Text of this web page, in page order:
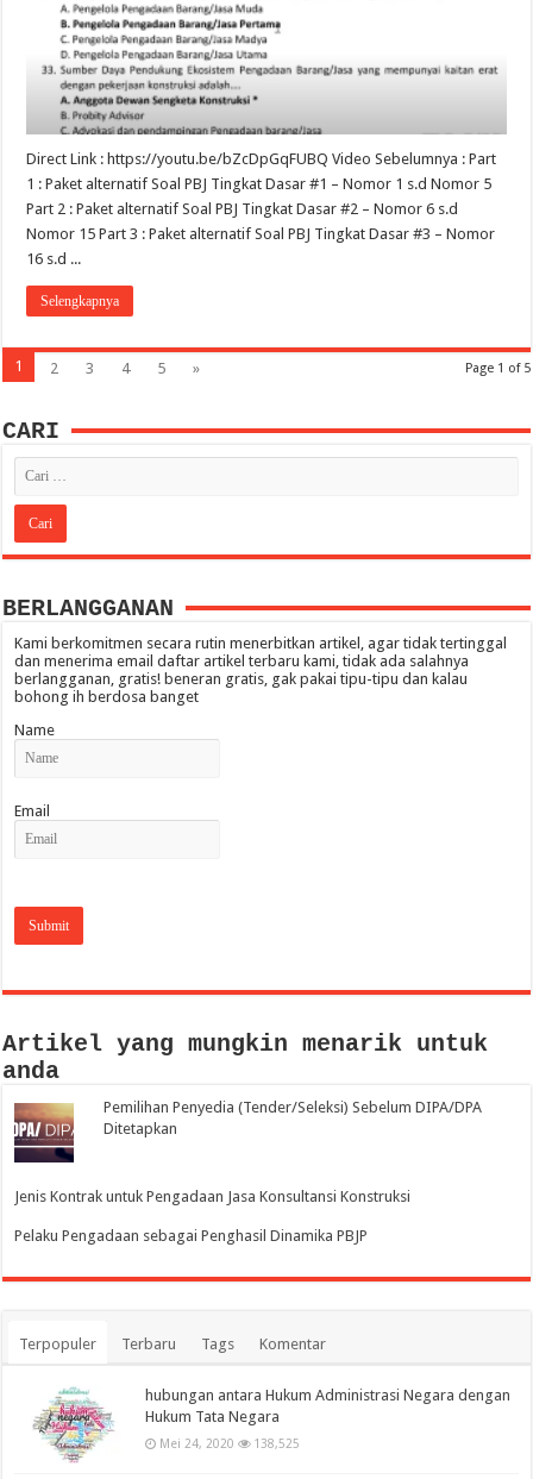
Direct Link : https://youtu.be/bZcDpGqFUBQ Video Sebelumnya : Part
1 : Paket alternatif Soal PBJ Tingkat Dasar #1 – Nomor 1 s.d Nomor 5
Part 2 : Paket alternatif Soal PBJ Tingkat Dasar #2 – Nomor 6 s.d
Nomor 15 Part 3 : Paket alternatif Soal PBJ Tingkat Dasar #3 – Nomor
16 s.d ...
Selengkapnya
Page 1 of 5
1 2 3 4 5 »
CARI
BERLANGGANAN
Kami berkomitmen secara rutin menerbitkan artikel, agar tidak tertinggal
dan menerima email daftar artikel terbaru kami, tidak ada salahnya
berlangganan, gratis! beneran gratis, gak pakai tipu-tipu dan kalau
bohong ih berdosa banget
Name
Email
Artikel yang mungkin menarik untuk
anda
Pemilihan Penyedia (Tender/Seleksi) Sebelum DIPA/DPA
Ditetapkan
Jenis Kontrak untuk Pengadaan Jasa Konsultansi Konstruksi
Pelaku Pengadaan sebagai Penghasil Dinamika PBJP
Terpopuler Terbaru Tags Komentar
hubungan antara Hukum Administrasi Negara dengan
Hukum Tata Negara
Mei 24, 2020 138,525